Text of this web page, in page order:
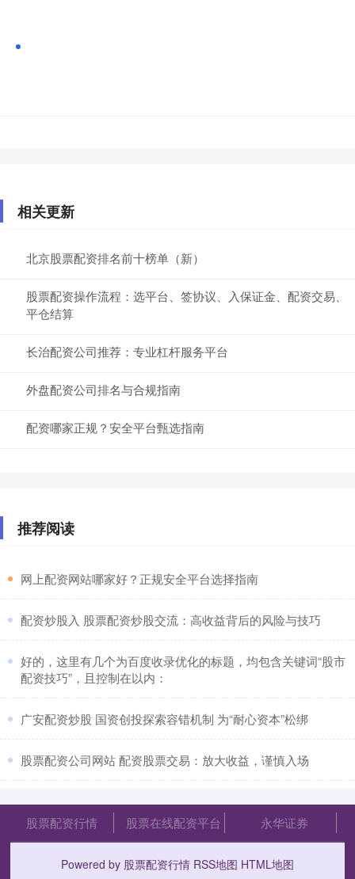
相关更新
北京股票配资排名前十榜单（新）
股票配资操作流程：选平台、签协议、入保证金、配资交易、
平仓结算
长治配资公司推荐：专业杠杆服务平台
外盘配资公司排名与合规指南
配资哪家正规？安全平台甄选指南
推荐阅读
​网上配资网站哪家好？正规安全平台选择指南
​配资炒股入 股票配资炒股交流：高收益背后的风险与技巧
​好的，这里有几个为百度收录优化的标题，均包含关键词“股市
配资技巧”，且控制在以内：
​广安配资炒股 国资创投探索容错机制 为“耐心资本”松绑
​股票配资公司网站 配资股票交易：放大收益，谨慎入场
股票配资行情 股票在线配资平台 永华证券
Powered by 股票配资行情 RSS地图 HTML地图